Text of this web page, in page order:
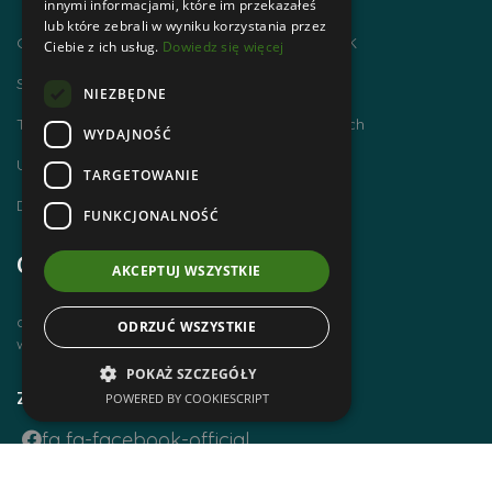
Chodzimy po górach i zdobywamy GOT PTTK
Szlaki Tatr Polskich
Tatrzańskie Centrum Szlaków Transgranicznych
Ubezpieczenie NNW dla członków PTTK
Dworzec Tatrzański
Godziny otwarcia
czynne od poniedziałku do piątku
w godz. 8 00 – 14 00
Zobacz również
fa fa-facebook-official
innymi informacjami, które im przekazałeś
lub które zebrali w wyniku korzystania przez
Ciebie z ich usług. Dowiedz się więcej
NIEZBĘDNE
WYDAJNOŚĆ
TARGETOWANIE
FUNKCJONALNOŚĆ
AKCEPTUJ WSZYSTKIE
ODRZUĆ WSZYSTKIE
POKAŻ SZCZEGÓŁY
POWERED BY COOKIESCRIPT